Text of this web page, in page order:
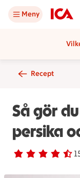
Meny
Recept
Så gör
persika
Betyg 4.5 av 5.
15 personer har